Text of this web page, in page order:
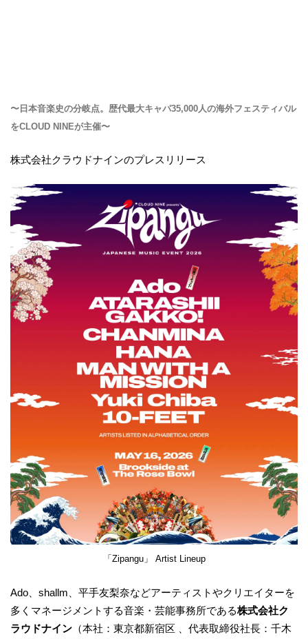
〜日本音楽史の分岐点。歴代最大キャパ35,000人の海外フェスティバル
をCLOUD NINEが主催〜
株式会社クラウドナインのプレスリリース
「Zipangu」 Artist Lineup
Ado、shallm、平手友梨奈などアーティストやクリエイターを
多くマネージメントする音楽・芸能事務所である株式会社ク
ラウドナイン （本社：東京都新宿区 、代表取締役社長：千木